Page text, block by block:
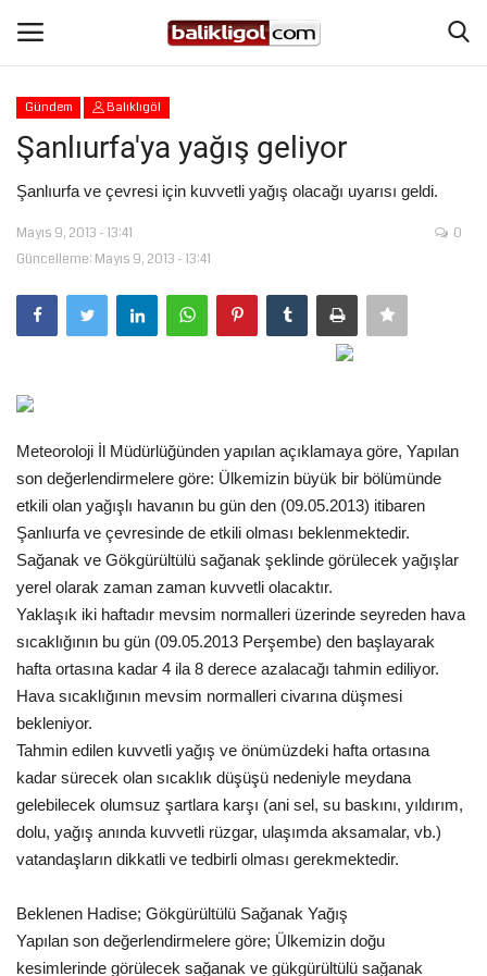
Giriş Yap
Anasayfa
Köşe Yazıları
Magazin
Eğitim
Spor
Gündem
Tekno Bilim
Ekonomi
Siyaset
Galeriler
Yaşam
Künye
Sağlık
İletişim
Gündem Balıklıgöl
Şanlıurfa'ya yağış geliyor
Şanlıurfa ve çevresi için kuvvetli yağış olacağı uyarısı geldi.
Mayıs 9, 2013 - 13:41
Güncelleme: Mayıs 9, 2013 - 13:41
0
Meteoroloji İl Müdürlüğünden yapılan açıklamaya göre, Yapılan
son değerlendirmelere göre: Ülkemizin büyük bir bölümünde
etkili olan yağışlı havanın bu gün den (09.05.2013) itibaren
Şanlıurfa ve çevresinde de etkili olması beklenmektedir.
Sağanak ve Gökgürültülü sağanak şeklinde görülecek yağışlar
yerel olarak zaman zaman kuvvetli olacaktır.
Yaklaşık iki haftadır mevsim normalleri üzerinde seyreden hava
sıcaklığının bu gün (09.05.2013 Perşembe) den başlayarak
hafta ortasına kadar 4 ila 8 derece azalacağı tahmin ediliyor.
Hava sıcaklığının mevsim normalleri civarına düşmesi
bekleniyor.
Tahmin edilen kuvvetli yağış ve önümüzdeki hafta ortasına
kadar sürecek olan sıcaklık düşüşü nedeniyle meydana
gelebilecek olumsuz şartlara karşı (ani sel, su baskını, yıldırım,
dolu, yağış anında kuvvetli rüzgar, ulaşımda aksamalar, vb.)
vatandaşların dikkatli ve tedbirli olması gerekmektedir.
Beklenen Hadise; Gökgürültülü Sağanak Yağış
Yapılan son değerlendirmelere göre; Ülkemizin doğu
kesimlerinde görülecek sağanak ve gükgürültülü sağanak